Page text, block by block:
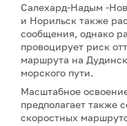
Салехард-Надым -
и Норильск также
сообщения, однако
провоцирует риск
маршрута на
морского пути.
Масштабное
предполагает также
скоростных